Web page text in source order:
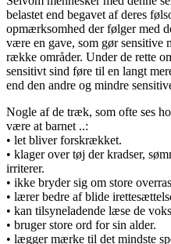
belastet end begavet af deres
opmærksomhed der følger med
være en gave, som gør sensitive
række områder. Under de rette
sensitivt sind føre til en langt
end den andre og mindre
Nogle af de træk, som ofte ses
være at barnet ..:
• let bliver forskrækket.
• klager over tøj der kradser,
irriterer.
• ikke bryder sig om store
• lærer bedre af blide
• kan tilsyneladende læse de
• bruger store ord for sin alder.
• lægger mærke til det mindste